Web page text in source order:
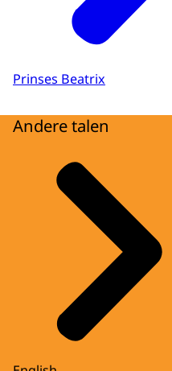
Prinses Beatrix
Andere talen